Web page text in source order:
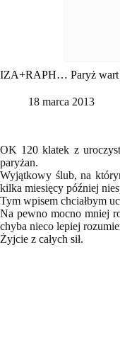
IZA+RAPH… Paryż wart
18 marca 2013
OK 120 klatek z
paryżan.
Wyjątkowy ślub, na
kilka miesięcy później
Tym wpisem chciałbym
Na pewno mocno mniej
chyba nieco lepiej
Żyjcie z całych sił.